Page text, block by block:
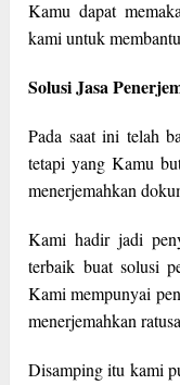
Kamu dapat
kami untuk
Solusi Jasa
Pada saat ini telah
tetapi yang Kamu
menerjemahkan
Kami hadir jadi
terbaik buat solusi
Kami mempunyai
menerjemahkan
Disamping itu kami